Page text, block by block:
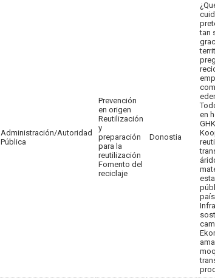
Administración/Autoridad
Pública
Prevención
en origen
Reutilización
y
preparación
para la
reutilización
Fomento del
reciclaje
Donostia
tan
en